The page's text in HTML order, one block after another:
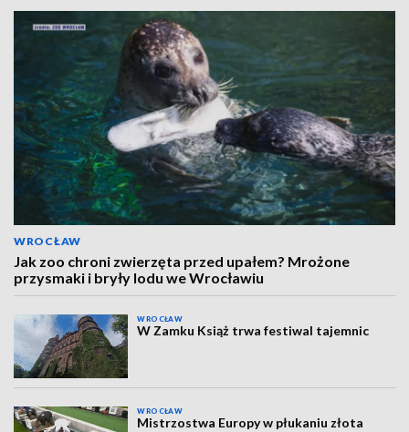
WROCŁAW
Jak zoo chroni zwierzęta przed upałem? Mrożone
przysmaki i bryły lodu we Wrocławiu
WROCŁAW
W Zamku Książ trwa festiwal tajemnic
WROCŁAW
Mistrzostwa Europy w płukaniu złota